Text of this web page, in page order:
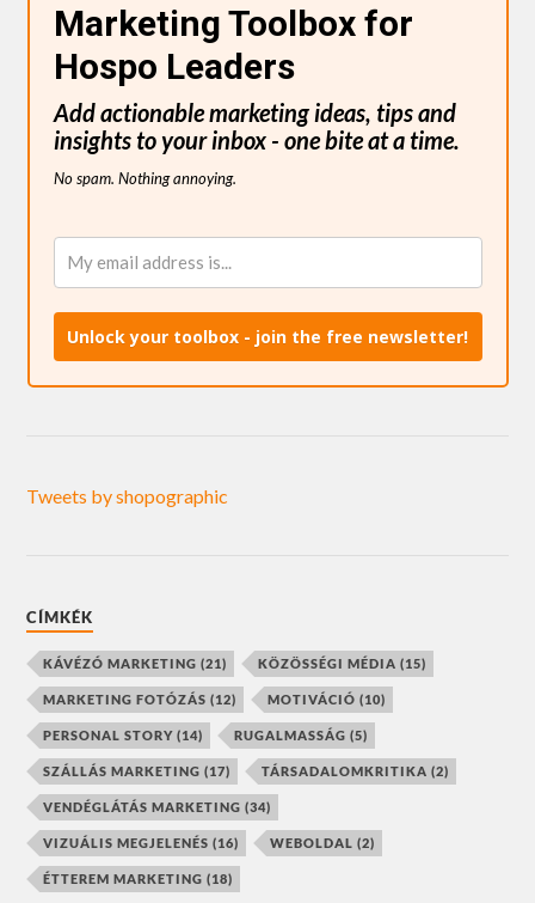
Marketing Toolbox for
Hospo Leaders
Add actionable marketing ideas, tips and
insights to your inbox - one bite at a time.
No spam. Nothing annoying.
Unlock your toolbox - join the free newsletter!
Tweets by shopographic
CÍMKÉK
KÁVÉZÓ MARKETING (21) KÖZÖSSÉGI MÉDIA (15)
MARKETING FOTÓZÁS (12) MOTIVÁCIÓ (10)
PERSONAL STORY (14) RUGALMASSÁG (5)
SZÁLLÁS MARKETING (17) TÁRSADALOMKRITIKA (2)
VENDÉGLÁTÁS MARKETING (34)
VIZUÁLIS MEGJELENÉS (16) WEBOLDAL (2)
ÉTTEREM MARKETING (18)